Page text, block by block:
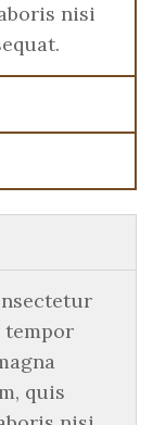
nisi
tempor
quis